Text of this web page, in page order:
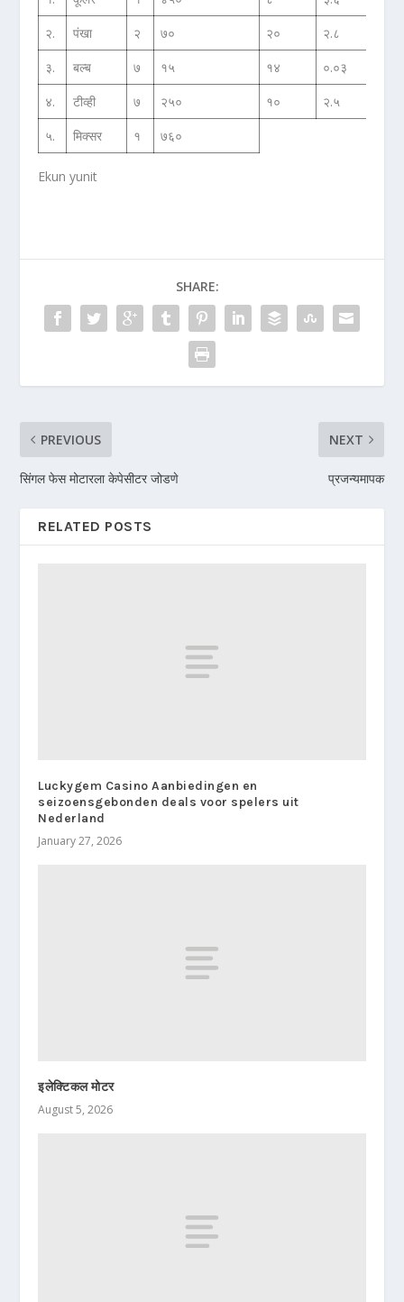
२.
पंखा २ ७० २०
२.८
३.
बल्ब ७ १५ १४
०.०३
४.
टीव्ही ७ २५० १०
२.५
५.
मिक्सर १ ७६०
Ekun yunit
SHARE:
PREVIOUS
सिंगल फेस मोटारला केपेसीटर जोडणे
NEXT
प्रजन्यमापक
RELATED POSTS
Luckygem Casino Aanbiedingen en
seizoensgebonden deals voor spelers uit
Nederland
January 27, 2026
इलेक्टिकल मोटर
August 5, 2026